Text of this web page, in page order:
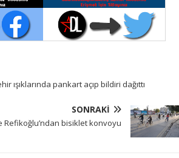
ışıklarında pankart açıp bildiri dağıttı
SONRAKI
Refikoğlu’ndan bisiklet konvoyu